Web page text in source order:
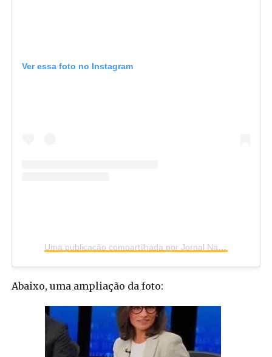
Ver essa foto no Instagram
Uma publicação compartilhada por Jornal Nacional (@jornalnacional)
Abaixo, uma ampliação da foto: